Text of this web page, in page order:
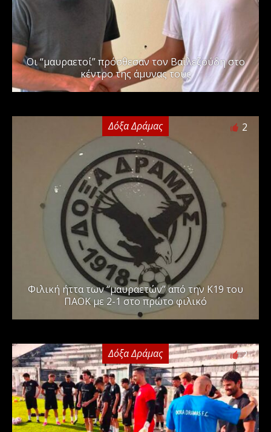
Οι “μαυραετοί” πρόσθεσαν τον Βαϊλεζούδη στο
κέντρο της άμυνας τους
Δόξα Δράμας 2
Φιλική ήττα των “μαυραετών” από την Κ19 του
ΠΑΟΚ με 2-1 στο πρώτο φιλικό
Δόξα Δράμας 2